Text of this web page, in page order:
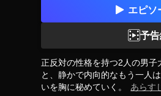
エピソ
予
正反対の性格を持つ2人の男子
と、静かで内向的なもう一人
いを胸に秘めていく。
あらす